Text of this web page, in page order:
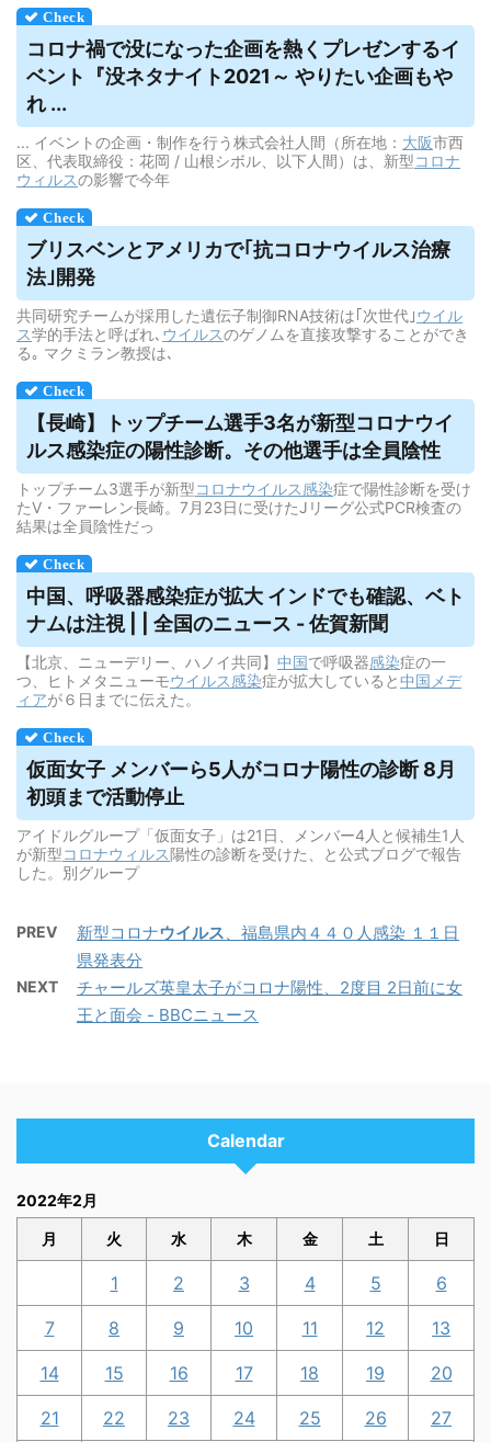
コロナ禍で没になった企画を熱くプレゼンするイ
ベント『没ネタナイト2021～ やりたい企画もや
れ ...
... イベントの企画・制作を行う株式会社人間（所在地： 大阪市西
区、代表取締役：花岡 / 山根シボル、以下人間）は、新型コロナ
ウィルスの影響で今年
ブリスベンとアメリカで｢抗コロナウイルス治療
法｣開発
共同研究チームが採用した遺伝子制御RNA技術は｢次世代｣ウイル
ス学的手法と呼ばれ､ ウイルスのゲノムを直接攻撃することができ
る｡ マクミラン教授は､
【長崎】トップチーム選手3名が新型コロナウイ
ルス感染症の陽性診断。その他選手は全員陰性
トップチーム3選手が新型コロナウイルス感染症で陽性診断を受け
たV・ファーレン長崎。7月23日に受けたJリーグ公式PCR検査の
結果は全員陰性だっ
中国、呼吸器感染症が拡大 インドでも確認、ベト
ナムは注視 | | 全国のニュース - 佐賀新聞
【北京、ニューデリー、ハノイ共同】 中国で呼吸器感染症の一
つ、ヒトメタニューモウイルス感染症が拡大していると中国メデ
ィアが６日までに伝えた。
仮面女子 メンバーら5人がコロナ陽性の診断 8月
初頭まで活動停止
アイドルグループ「仮面女子」は21日、メンバー4人と候補生1人
が新型コロナウィルス陽性の診断を受けた、と公式ブログで報告
した。別グループ
PREV 新型コロナウイルス 、福島県内４４０人感染 １１日
県発表分
NEXT
チャールズ英皇太子がコロナ陽性、2度目 2日前に女
王と面会 - BBCニュース
Calendar
2022年2月
月 火 水 木 金 土 日
1 2 3 4 5 6
7 8 9 10 11 12 13
14 15 16 17 18 19 20
21 22 23 24 25 26 27